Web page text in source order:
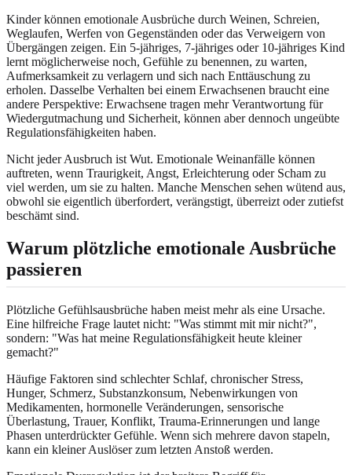
Kinder können emotionale Ausbrüche durch Weinen, Schreien,
Weglaufen, Werfen von Gegenständen oder das Verweigern von
Übergängen zeigen. Ein 5-jähriges, 7-jähriges oder 10-jähriges Kind
lernt möglicherweise noch, Gefühle zu benennen, zu warten,
Aufmerksamkeit zu verlagern und sich nach Enttäuschung zu
erholen. Dasselbe Verhalten bei einem Erwachsenen braucht eine
andere Perspektive: Erwachsene tragen mehr Verantwortung für
Wiedergutmachung und Sicherheit, können aber dennoch ungeübte
Regulationsfähigkeiten haben.
Nicht jeder Ausbruch ist Wut. Emotionale Weinanfälle können
auftreten, wenn Traurigkeit, Angst, Erleichterung oder Scham zu
viel werden, um sie zu halten. Manche Menschen sehen wütend aus,
obwohl sie eigentlich überfordert, verängstigt, überreizt oder zutiefst
beschämt sind.
Warum plötzliche emotionale Ausbrüche
passieren
Plötzliche Gefühlsausbrüche haben meist mehr als eine Ursache.
Eine hilfreiche Frage lautet nicht: "Was stimmt mit mir nicht?",
sondern: "Was hat meine Regulationsfähigkeit heute kleiner
gemacht?"
Häufige Faktoren sind schlechter Schlaf, chronischer Stress,
Hunger, Schmerz, Substanzkonsum, Nebenwirkungen von
Medikamenten, hormonelle Veränderungen, sensorische
Überlastung, Trauer, Konflikt, Trauma-Erinnerungen und lange
Phasen unterdrückter Gefühle. Wenn sich mehrere davon stapeln,
kann ein kleiner Auslöser zum letzten Anstoß werden.